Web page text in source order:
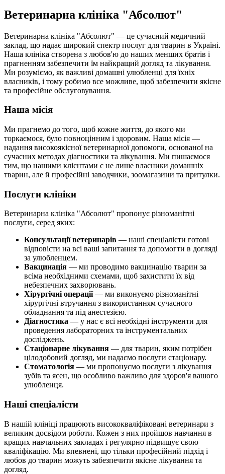
Ветеринарна клініка "Абсолют"
Ветеринарна клініка "Абсолют" — це сучасний медичний
заклад, що надає широкий спектр послуг для тварин в Україні.
Наша клініка створена з любов'ю до наших менших братів і
прагненням забезпечити їм найкращий догляд та лікування.
Ми розуміємо, як важливі домашні улюбленці для їхніх
власників, і тому робимо все можливе, щоб забезпечити якісне
та професійне обслуговування.
Наша місія
Ми прагнемо до того, щоб кожне життя, до якого ми
торкаємося, було повноцінним і здоровим. Наша місія —
надання високоякісної ветеринарної допомоги, основаної на
сучасних методах діагностики та лікування. Ми пишаємося
тим, що нашими клієнтами є не лише власники домашніх
тварин, але й професійні заводчики, зоомагазини та притулки.
Послуги клініки
Ветеринарна клініка "Абсолют" пропонує різноманітні
послуги, серед яких:
Консультації ветеринарів — наші спеціалісти готові
відповісти на всі ваші запитання та допомогти в догляді
за улюбленцем.
Вакцинація — ми проводимо вакцинацію тварин за
всіма необхідними схемами, щоб захистити їх від
небезпечних захворювань.
Хірургічні операції— ми виконуємо різноманітні
хірургічні втручання з використанням сучасного
обладнання та під анестезією.
Діагностика — у нас є всі необхідні інструменти для
проведення лабораторних та інструментальних
досліджень.
Стаціонарне лікування — для тварин, яким потрібен
цілодобовий догляд, ми надаємо послуги стаціонару.
Стоматологія — ми пропонуємо послуги з лікування
зубів та ясен, що особливо важливо для здоров'я вашого
улюбленця.
Наші спеціалісти
В нашій клініці працюють висококваліфіковані ветеринари з
великим досвідом роботи. Кожен з них пройшов навчання в
кращих навчальних закладах і регулярно підвищує свою
кваліфікацію. Ми впевнені, що тільки професійний підхід і
любов до тварин можуть забезпечити якісне лікування та
догляд.